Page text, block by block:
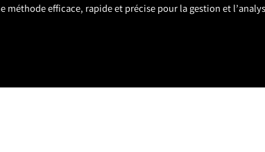
efficace, rapide et précise pour la gestion et